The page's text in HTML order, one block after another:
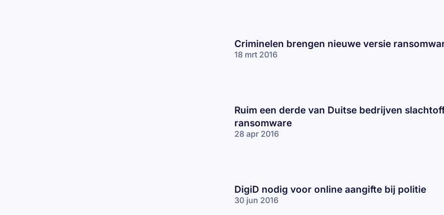
Criminelen brengen nieuwe versie
18 mrt 2016
Ruim een derde van Duitse bedrijven
ransomware
28 apr 2016
DigiD nodig voor online aangifte bij politie
30 jun 2016